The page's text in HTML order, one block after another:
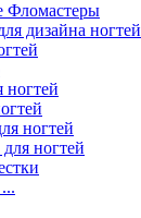
Фломастеры
дизайна ногтей
ногтей
ногтей
ногтей